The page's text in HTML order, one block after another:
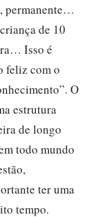
permanente…
de 10
Isso é
feliz com o
O
estrutura
de longo
todo mundo
ter uma
tempo.